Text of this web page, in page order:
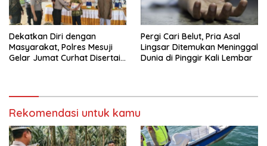
Dekatkan Diri dengan
Masyarakat, Polres Mesuji
Gelar Jumat Curhat Disertai
Pergi Cari Belut, Pria Asal
Lingsar Ditemukan Meninggal
Dunia di Pinggir Kali Lembar
Rekomendasi untuk kamu